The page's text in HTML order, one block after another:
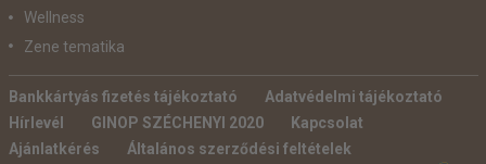
Wellness
Zene tematika
Bankkártyás fizetés tájékoztató
Adatvédelmi tájékoztató
Hírlevél
GINOP SZÉCHENYI 2020
Kapcsolat
Ajánlatkérés
Általános szerződési feltételek